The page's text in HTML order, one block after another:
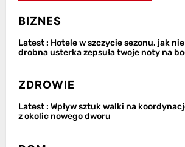
BIZNES
Latest : Hotele w szczycie sezonu. jak
drobna usterka zepsuła twoje noty na
ZDROWIE
Latest : Wpływ sztuk walki na
z okolic nowego dworu